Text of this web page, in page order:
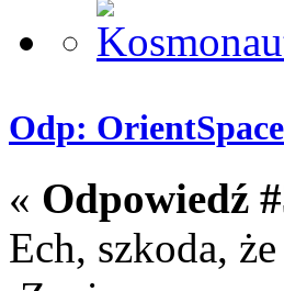
Odp: OrientSpace
« Odpowiedź
Ech, szkoda,